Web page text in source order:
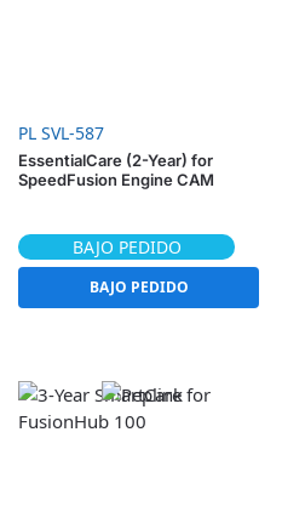
PL SVL-587
EssentialCare (2-Year) for
SpeedFusion Engine CAM
BAJO PEDIDO
BAJO PEDIDO